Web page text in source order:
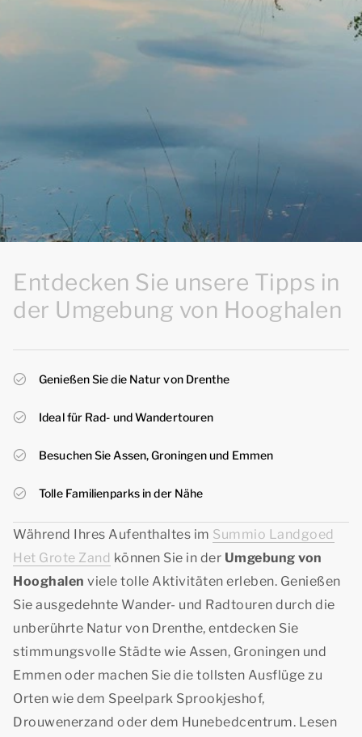
Entdecken Sie unsere Tipps in
der Umgebung von Hooghalen
Genießen Sie die Natur von Drenthe
Ideal für Rad- und Wandertouren
Besuchen Sie Assen, Groningen und Emmen
Tolle Familienparks in der Nähe
Während Ihres Aufenthaltes im Summio Landgoed
Het Grote Zand können Sie in der Umgebung von
Hooghalen viele tolle Aktivitäten erleben. Genießen
Sie ausgedehnte Wander- und Radtouren durch die
unberührte Natur von Drenthe, entdecken Sie
stimmungsvolle Städte wie Assen, Groningen und
Emmen oder machen Sie die tollsten Ausflüge zu
Orten wie dem Speelpark Sprookjeshof,
Drouwenerzand oder dem Hunebedcentrum. Lesen